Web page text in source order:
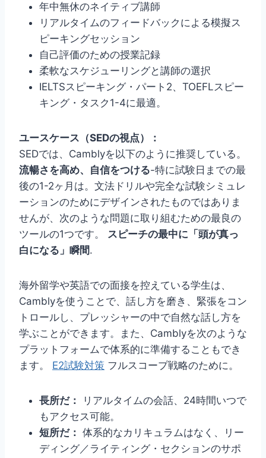
年中無休のネイティブ講師
リアルタイムのフィードバックによる模擬ス
ピーキングセッション
自己評価のための授業記録
柔軟なスケジューリングと講師の選択
IELTSスピーキング・パート2、TOEFLスピー
キング・タスク1-4に最適。
ユースケース（SEDの視点）：
SEDでは、Camblyを以下のように推奨している。
流暢さを高め、自信をつける-特に試験日までの最
後の1-2ヶ月は。文法ドリルや完全な試験シミュレ
ーションのためにデザインされたものではありま
せんが、次のような問題に取り組むための最良の
ツールの1つです。 スピーチの最中に「頭が真っ
白になる」瞬間.
海外留学や英語での面接を控えている学生は、
Camblyを使うことで、話し方を磨き、緊張をコン
トロールし、プレッシャーの中で自然な話し方を
学ぶことができます。また、Camblyを次のような
プラットフォームで体系的に準備することもでき
ます。 E2試験対策 フルスコープ戦略のために。
長所だ：
リアルタイムの会話、24時間いつで
もアクセス可能。
短所だ： 体系的なカリキュラムはなく、リー
ディング／ライティング・セクションのサポ